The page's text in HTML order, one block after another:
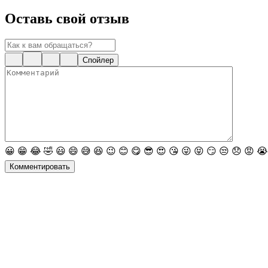
Оставь свой отзыв
Спойлер
😀 😁 😂 🤣 😃 😄 😅 😆 😉 😊 😋 😎 😍 😘 😜 😝 😏 😒 😞 😡 😭
Комментировать